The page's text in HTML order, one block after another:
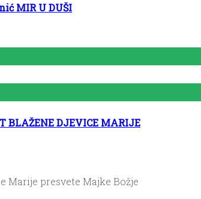
MIR U DUŠI
BLAŽENE DJEVICE MARIJE
Marije presvete Majke Božje